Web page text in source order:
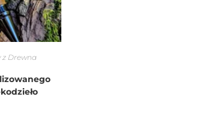
z Drewna